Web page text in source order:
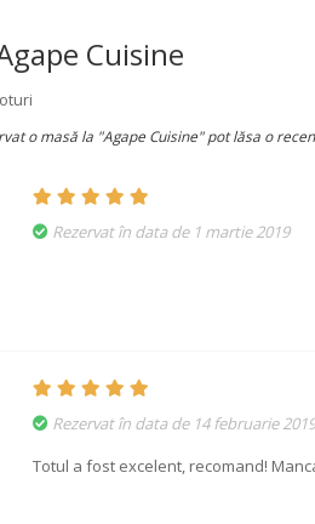
Cuisine
o masă la "Agape Cuisine" pot lăsa o
Rezervat în data de 1 martie 2019
Rezervat în data de 14 februarie
Totul a fost excelent, recomand!